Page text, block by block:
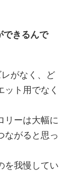
きるんで
がなく、ど
ト用でなく
リーは大幅に
ながると思っ
を我慢してい